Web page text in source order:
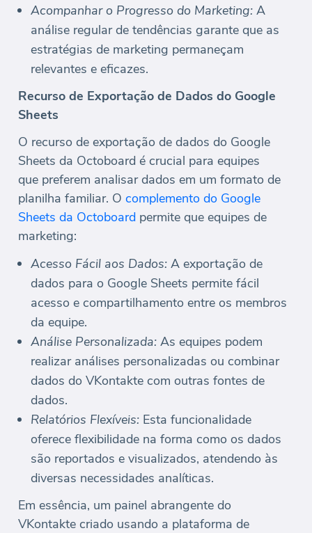
Acompanhar o Progresso do Marketing: A
análise regular de tendências garante que as
estratégias de marketing permaneçam
relevantes e eficazes.
Recurso de Exportação de Dados do Google
Sheets
O recurso de exportação de dados do Google
Sheets da Octoboard é crucial para equipes
que preferem analisar dados em um formato de
planilha familiar. O complemento do Google
Sheets da Octoboard permite que equipes de
marketing:
Acesso Fácil aos Dados: A exportação de
dados para o Google Sheets permite fácil
acesso e compartilhamento entre os membros
da equipe.
Análise Personalizada: As equipes podem
realizar análises personalizadas ou combinar
dados do VKontakte com outras fontes de
dados.
Relatórios Flexíveis: Esta funcionalidade
oferece flexibilidade na forma como os dados
são reportados e visualizados, atendendo às
diversas necessidades analíticas.
Em essência, um painel abrangente do
VKontakte criado usando a plataforma de